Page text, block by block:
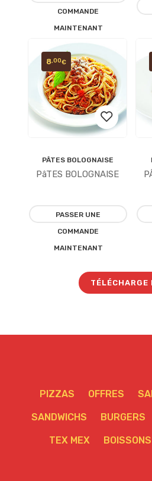
d’envies
COMMANDE
MAINTENANT
Ajouter
liste
d’envies
PÂTES BOLOGNAISE
PâTES BOLOGNAISE
8,00€
PASSER UNE
COMMANDE
MAINTENANT
TÉLÉCHARGE
PIZZAS OFFRES
SANDWICHS BURGERS
TEX MEX BOISSONS